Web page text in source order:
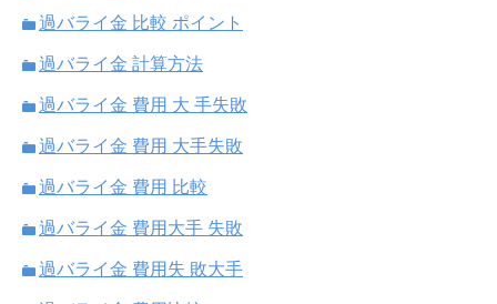
過バライ金 比較 ポイント
過バライ金 計算方法
過バライ金 費用 大 手失敗
過バライ金 費用 大手失敗
過バライ金 費用 比較
過バライ金 費用大手 失敗
過バライ金 費用失 敗大手